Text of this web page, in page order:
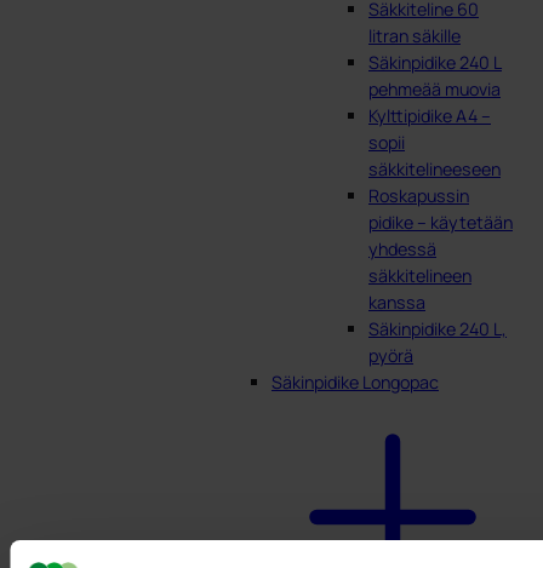
Säkkiteline 60
litran säkille
Säkinpidike 240 L
pehmeää muovia
Kylttipidike A4 –
sopii
säkkitelineeseen
Roskapussin
pidike – käytetään
yhdessä
säkkitelineen
kanssa
Säkinpidike 240 L,
pyörä
Säkinpidike Longopac